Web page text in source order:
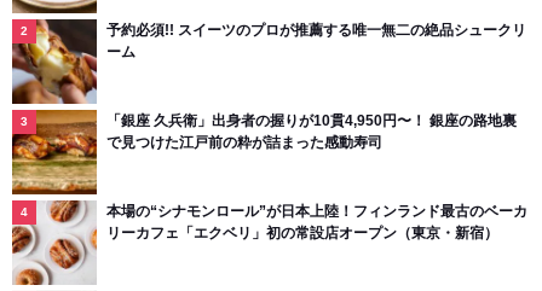
予約必須!! スイーツのプロが推薦する唯一無二の絶品シュークリ
ーム
「銀座 久兵衛」出身者の握りが10貫4,950円〜！ 銀座の路地裏
で見つけた江戸前の粋が詰まった感動寿司
本場の“シナモンロール”が日本上陸！フィンランド最古のベーカ
リーカフェ「エクベリ」初の常設店オープン（東京・新宿）